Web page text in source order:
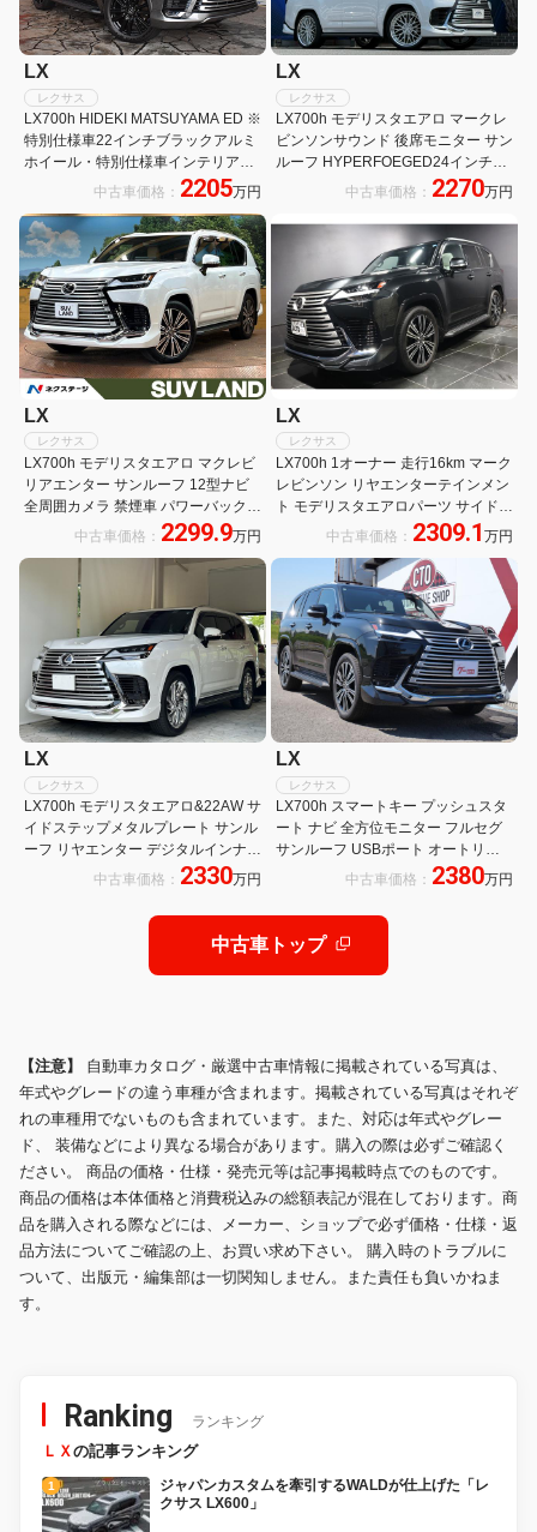
LX
レクサス
LX700h HIDEKI MATSUYAMA ED ※
特別仕様車22インチブラックアルミ
ホイール・特別仕様車インテリアカ
ラーホワイト・特別仕様車イエロー
ン刻印)・米ツアー10勝記念 松山選
手レプリカキャリーバッグ付き
中古車価格： 2205万円
LX
レクサス
LX700h モデリスタエアロ マークレ
ビンソンサウンド 後席モニター サン
ルーフ HYPERFOEGED24インチ
AW 3列シート 7人乗り エアサスペン
シートヒーター
中古車価格： 2270万円
LX
レクサス
LX700h モデリスタエアロ マクレビ
リアエンター サンルーフ 12型ナビ
全周囲カメラ 禁煙車 パワーバックド
ア 3眼LEDヘッド 純正22アルミ シー
中古車価格： 2299.9万円
LX
レクサス
LX700h 1オーナー 走行16km マーク
レビンソン リヤエンターテインメン
ト モデリスタエアロパーツ サイドス
テップメタルプレート サンルーフ ク
ー 前後ドライブレコーダー
中古車価格： 2309.1 万円
LX
レクサス
LX700h モデリスタエアロ&22AW サ
イドステップメタルプレート サンル
ーフ リヤエンター デジタルインナー
ミラー HUD クールボックス マーク
中古車価格： 2330万円
LX
レクサス
LX700h スマートキー プッシュスタ
ート ナビ 全方位モニター フルセグ
サンルーフ USBポート オートリア
ゲート ステアリングヒーター マーク
中古車価格： 2380万円
中古車トップ
【注意】 自動車カタログ・厳選中古車情報に掲載されている写真は、
年式やグレードの違う車種が含まれます。掲載されている写真はそれぞ
れの車種用でないものも含まれています。また、対応は年式やグレー
ド、 装備などにより異なる場合があります。購入の際は必ずご確認く
ださい。 商品の価格・仕様・発売元等は記事掲載時点でのものです。
商品の価格は本体価格と消費税込みの総額表記が混在しております。商
品を購入される際などには、メーカー、ショップで必ず価格・仕様・返
品方法についてご確認の上、お買い求め下さい。 購入時のトラブルに
ついて、出版元・編集部は一切関知しません。また責任も負いかねま
す。
Ranking ランキング
ＬＸの記事ランキング
ジャパンカスタムを牽引するWALDが仕上げた「レ
クサス LX600」